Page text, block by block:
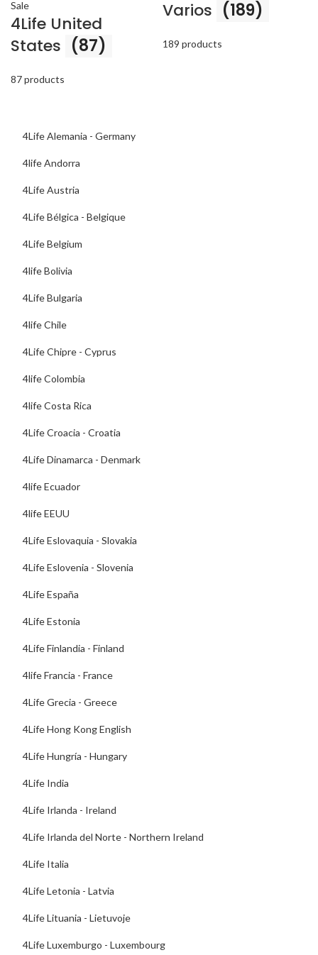
4Life Alemania - Germany
4life Andorra
4Life Austria
4Life Bélgica - Belgique
4Life Belgium
4life Bolivia
4Life Bulgaria
4life Chile
4Life Chipre - Cyprus
4life Colombia
4life Costa Rica
4Life Croacia - Croatia
4Life Dinamarca - Denmark
4life Ecuador
4life EEUU
4Life Eslovaquia - Slovakia
4Life Eslovenia - Slovenia
4Life España
4Life Estonia
4Life Finlandia - Finland
4life Francia - France
4Life Grecia - Greece
4Life Hong Kong English
4Life Hungría - Hungary
4Life India
4Life Irlanda - Ireland
4Life Irlanda del Norte - Northern Ireland
4Life Italia
4Life Letonia - Latvia
4Life Lituania - Lietuvoje
4Life Luxemburgo - Luxembourg
4Life United
States (87)
87 products
Varios (189)
189 products